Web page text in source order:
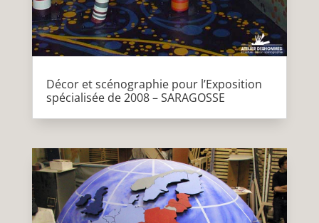
Décor et scénographie pour l’Exposition
spécialisée de 2008 – SARAGOSSE